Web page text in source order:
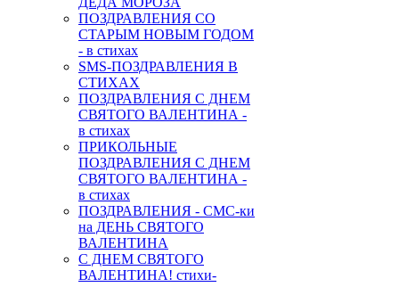
ПОЗДРАВЛЕНИЯ СО
СТАРЫМ НОВЫМ ГОДОМ
- в стихах
SMS-ПОЗДРАВЛЕНИЯ В
СТИХАХ
ПОЗДРАВЛЕНИЯ С ДНЕМ
СВЯТОГО ВАЛЕНТИНА -
в стихах
ПРИКОЛЬНЫЕ
ПОЗДРАВЛЕНИЯ С ДНЕМ
СВЯТОГО ВАЛЕНТИНА -
в стихах
ПОЗДРАВЛЕНИЯ - СМС-ки
на ДЕНЬ СВЯТОГО
ВАЛЕНТИНА
С ДНЕМ СВЯТОГО
ВАЛЕНТИНА! стихи-